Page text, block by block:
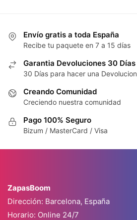
Envío gratis a toda España
Recibe tu paquete en 7 a 15 días
Garantia Devoluciones 30 Días
30 Días para hacer una Devolucion
Creando Comunidad
Creciendo nuestra comunidad
Pago 100% Seguro
Bizum / MasterCard / Visa
ZapasBoom
Dirección: Barcelona, España
Horario: Online 24/7